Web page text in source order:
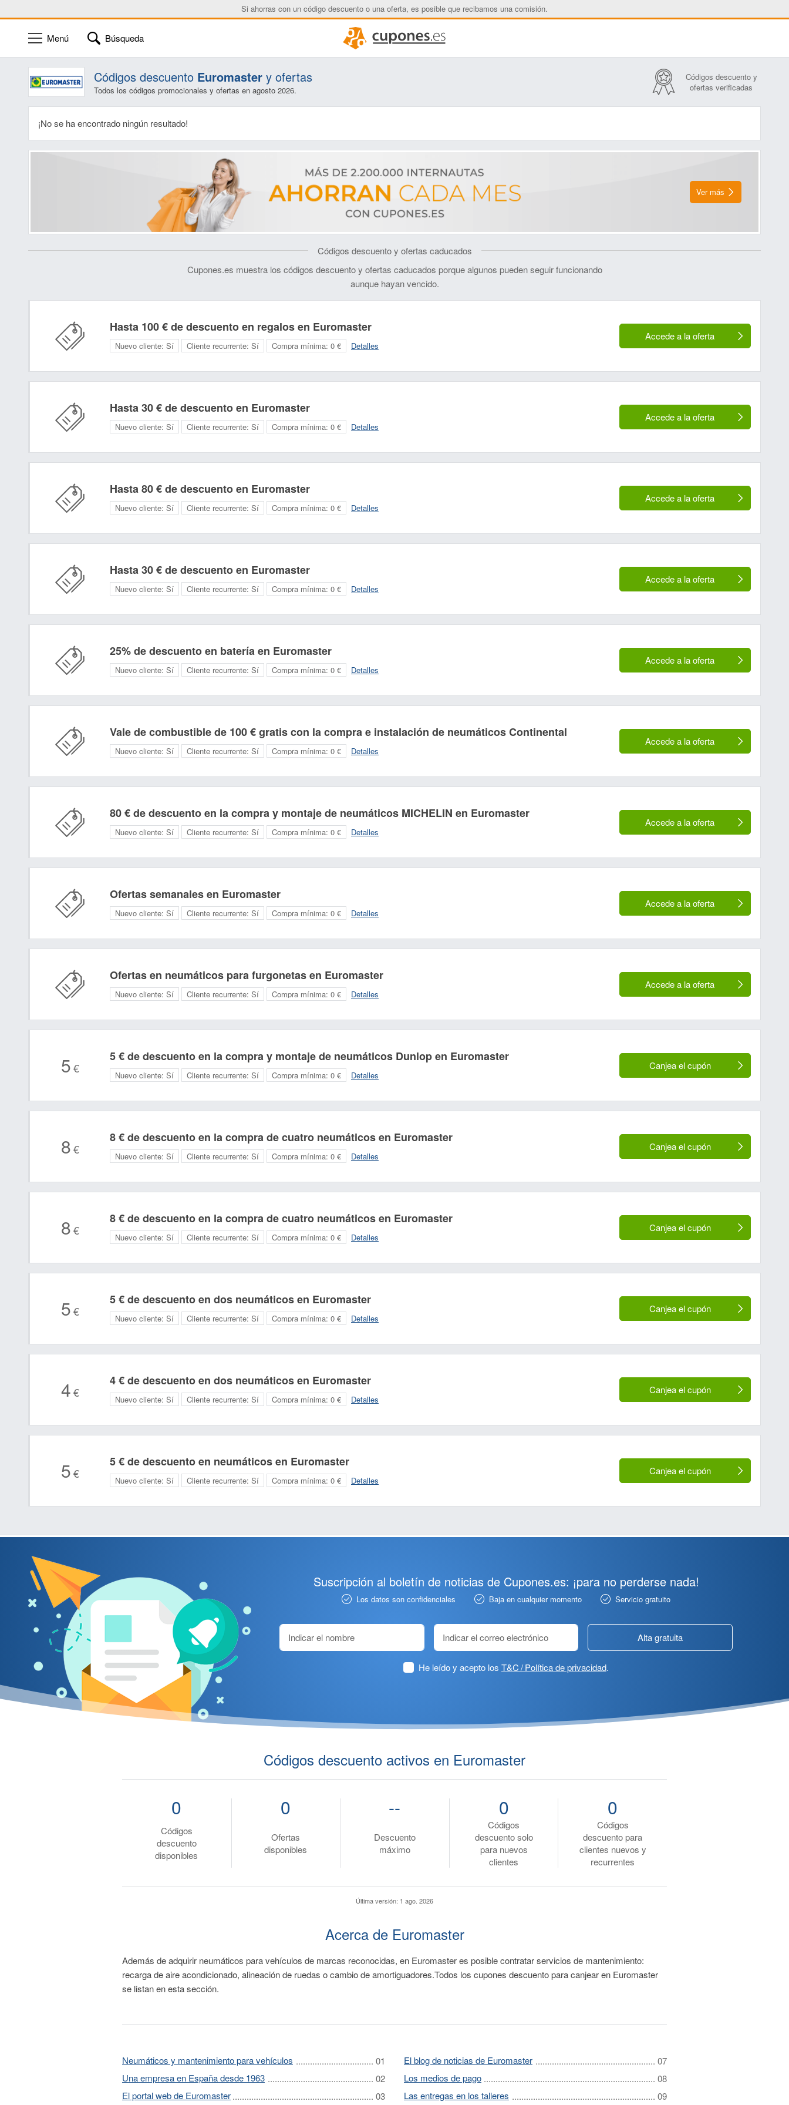
Si ahorras con un código descuento o una oferta, es posible que recibamos una comisión.
Menú Búsqueda
Códigos descuento Euromaster y ofertas
Todos los códigos promocionales y ofertas en agosto 2026.
Códigos descuento y
ofertas verificadas
¡No se ha encontrado ningún resultado!
Ver más
Códigos descuento y ofertas caducados
Cupones.es muestra los códigos descuento y ofertas caducados porque algunos pueden seguir funcionando
aunque hayan vencido.
Hasta 100 € de descuento en regalos en Euromaster
Accede a la oferta
Nuevo cliente: Sí Cliente recurrente: Sí Compra mínima: 0 € Detalles
Hasta 30 € de descuento en Euromaster
Accede a la oferta
Nuevo cliente: Sí Cliente recurrente: Sí Compra mínima: 0 € Detalles
Hasta 80 € de descuento en Euromaster
Accede a la oferta
Nuevo cliente: Sí Cliente recurrente: Sí Compra mínima: 0 € Detalles
Hasta 30 € de descuento en Euromaster
Accede a la oferta
Nuevo cliente: Sí Cliente recurrente: Sí Compra mínima: 0 € Detalles
25% de descuento en batería en Euromaster
Accede a la oferta
Nuevo cliente: Sí Cliente recurrente: Sí Compra mínima: 0 € Detalles
Vale de combustible de 100 € gratis con la compra e instalación de neumáticos Continental
Accede a la oferta
Nuevo cliente: Sí Cliente recurrente: Sí Compra mínima: 0 € Detalles
80 € de descuento en la compra y montaje de neumáticos MICHELIN en Euromaster
Accede a la oferta
Nuevo cliente: Sí Cliente recurrente: Sí Compra mínima: 0 € Detalles
Ofertas semanales en Euromaster
Accede a la oferta
Nuevo cliente: Sí Cliente recurrente: Sí Compra mínima: 0 € Detalles
Ofertas en neumáticos para furgonetas en Euromaster
Accede a la oferta
Nuevo cliente: Sí Cliente recurrente: Sí Compra mínima: 0 € Detalles
5€
5 € de descuento en la compra y montaje de neumáticos Dunlop en Euromaster
Canjea el cupón
Nuevo cliente: Sí Cliente recurrente: Sí Compra mínima: 0 € Detalles
8€
8 € de descuento en la compra de cuatro neumáticos en Euromaster
Canjea el cupón
Nuevo cliente: Sí Cliente recurrente: Sí Compra mínima: 0 € Detalles
8€
8 € de descuento en la compra de cuatro neumáticos en Euromaster
Canjea el cupón
Nuevo cliente: Sí Cliente recurrente: Sí Compra mínima: 0 € Detalles
5€
5 € de descuento en dos neumáticos en Euromaster
Canjea el cupón
Nuevo cliente: Sí Cliente recurrente: Sí Compra mínima: 0 € Detalles
4€
4 € de descuento en dos neumáticos en Euromaster
Canjea el cupón
Nuevo cliente: Sí Cliente recurrente: Sí Compra mínima: 0 € Detalles
5€
5 € de descuento en neumáticos en Euromaster
Canjea el cupón
Nuevo cliente: Sí Cliente recurrente: Sí Compra mínima: 0 € Detalles
Suscripción al boletín de noticias de Cupones.es: ¡para no perderse nada!
Los datos son confidenciales Baja en cualquier momento Servicio gratuito
Alta gratuita
He leído y acepto los T&C / Política de privacidad.
Códigos descuento activos en Euromaster
Códigos
descuento
disponibles
0
Ofertas
disponibles
0
Descuento
máximo
--
Códigos
descuento solo
para nuevos
clientes
0
Códigos
descuento para
clientes nuevos y
recurrentes
0
Última versión: 1 ago. 2026
Acerca de Euromaster
Además de adquirir neumáticos para vehículos de marcas reconocidas, en Euromaster es posible contratar servicios de mantenimiento:
recarga de aire acondicionado, alineación de ruedas o cambio de amortiguadores.Todos los cupones descuento para canjear en Euromaster
se listan en esta sección.
Neumáticos y mantenimiento para vehículos
Una empresa en España desde 1963
El portal web de Euromaster
El blog de noticias de Euromaster
Los medios de pago
Las entregas en los talleres